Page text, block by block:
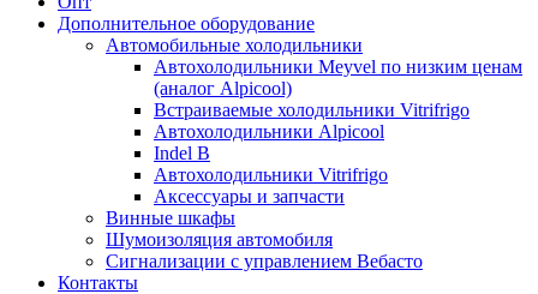
Дополнительное оборудование
Автомобильные холодильники
Автохолодильники Meyvel по низким ценам
(аналог Alpicool)
Встраиваемые холодильники Vitrifrigo
Автохолодильники Alpicool
Indel B
Автохолодильники Vitrifrigo
Аксессуары и запчасти
Винные шкафы
Шумоизоляция автомобиля
Сигнализации с управлением Вебасто
Контакты